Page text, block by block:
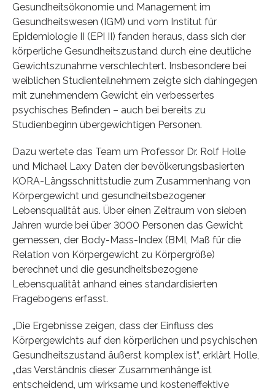
Gesundheitsökonomie und Management im
Gesundheitswesen (IGM) und vom Institut für
Epidemiologie II (EPI II) fanden heraus, dass sich der
körperliche Gesundheitszustand durch eine deutliche
Gewichtszunahme verschlechtert. Insbesondere bei
weiblichen Studienteilnehmern zeigte sich dahingegen
mit zunehmendem Gewicht ein verbessertes
psychisches Befinden – auch bei bereits zu
Studienbeginn übergewichtigen Personen.
Dazu wertete das Team um Professor Dr. Rolf Holle
und Michael Laxy Daten der bevölkerungsbasierten
KORA-Längsschnittstudie zum Zusammenhang von
Körpergewicht und gesundheitsbezogener
Lebensqualität aus. Über einen Zeitraum von sieben
Jahren wurde bei über 3000 Personen das Gewicht
gemessen, der Body-Mass-Index (BMI, Maß für die
Relation von Körpergewicht zu Körpergröße)
berechnet und die gesundheitsbezogene
Lebensqualität anhand eines standardisierten
Fragebogens erfasst.
„Die Ergebnisse zeigen, dass der Einfluss des
Körpergewichts auf den körperlichen und psychischen
Gesundheitszustand äußerst komplex ist“, erklärt Holle,
„das Verständnis dieser Zusammenhänge ist
entscheidend, um wirksame und kosteneffektive